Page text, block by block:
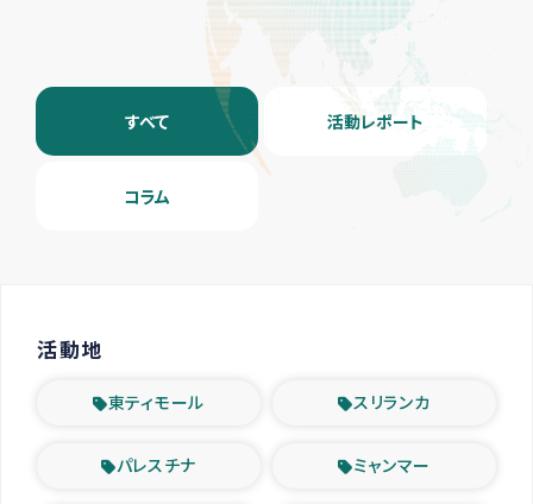
すべて 活動レポート
コラム
活動地
東ティモール スリランカ
パレスチナ ミャンマー